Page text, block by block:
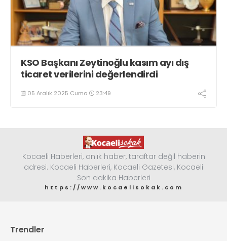
KSO Başkanı Zeytinoğlu kasım ayı dış
ticaret verilerini değerlendirdi
05 Aralık 2025 Cuma 23:49
Kocaeli Haberleri, anlık haber, taraftar değil haberin
adresi. Kocaeli Haberleri, Kocaeli Gazetesi, Kocaeli
Son dakika Haberleri
https://www.kocaelisokak.com
Trendler